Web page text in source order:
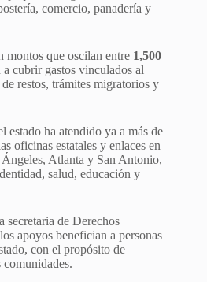
comercio, panadería y
montos que oscilan entre 1,500
a cubrir gastos vinculados al
restos, trámites migratorios y
estado ha atendido ya a más de
oficinas estatales y enlaces en
Atlanta y San Antonio,
salud, educación y
secretaria de Derechos
apoyos benefician a personas
con el propósito de